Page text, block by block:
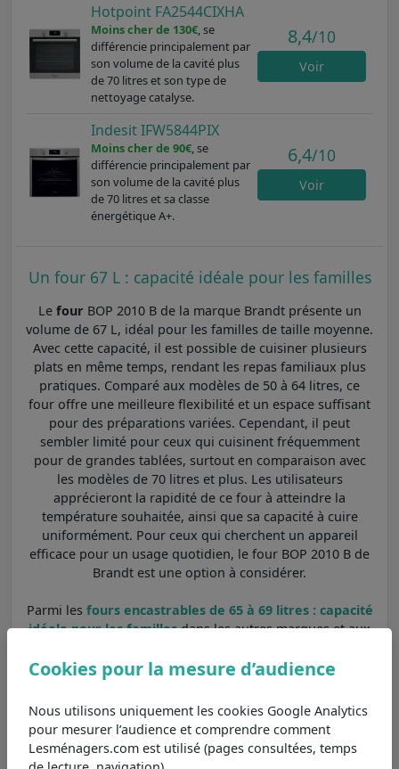
Hotpoint FA2544CIXHA
Moins cher de 130€, se
différencie principalement par
son volume de la cavité plus
de 70 litres et son type de
nettoyage catalyse.
8,4/10
Voir
Indesit IFW5844PIX
Moins cher de 90€, se
différencie principalement par
son volume de la cavité plus
de 70 litres et sa classe
énergétique A+.
6,4/10
Voir
Un four 67 L : capacité idéale pour les familles
Le four BOP 2010 B de la marque Brandt présente un
volume de 67 L, idéal pour les familles de taille moyenne.
Avec cette capacité, il est possible de cuisiner plusieurs
plats en même temps, rendant les repas familiaux plus
pratiques. Comparé aux modèles de 50 à 64 litres, ce
four offre une meilleure flexibilité et un espace suffisant
pour des préparations variées. Cependant, il peut
sembler limité pour ceux qui cuisinent fréquemment
pour de grandes tablées, surtout en comparaison avec
les modèles de 70 litres et plus. Les utilisateurs
apprécieront la rapidité de ce four à atteindre la
température souhaitée, ainsi que sa capacité à cuire
uniformément. Pour ceux qui cherchent un appareil
efficace pour un usage quotidien, le four BOP 2010 B de
Brandt est une option à considérer.
Parmi les fours encastrables de 65 à 69 litres : capacité
idéale pour les famillesdans les autres marques et aux
pouvons le comparer aux modèlesMFO 66 P K CD 765C
VALBERG MFO 66 P K
CD 765C
Moins cher de 170€
, possède
7,6/10
Cookies pour la mesure d’audience
Nous utilisons uniquement les cookies Google Analytics
pour mesurer l’audience et comprendre comment
Lesménagers.com est utilisé (pages consultées, temps